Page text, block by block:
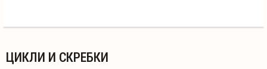
ЦИКЛИ И СКРЕБКИ